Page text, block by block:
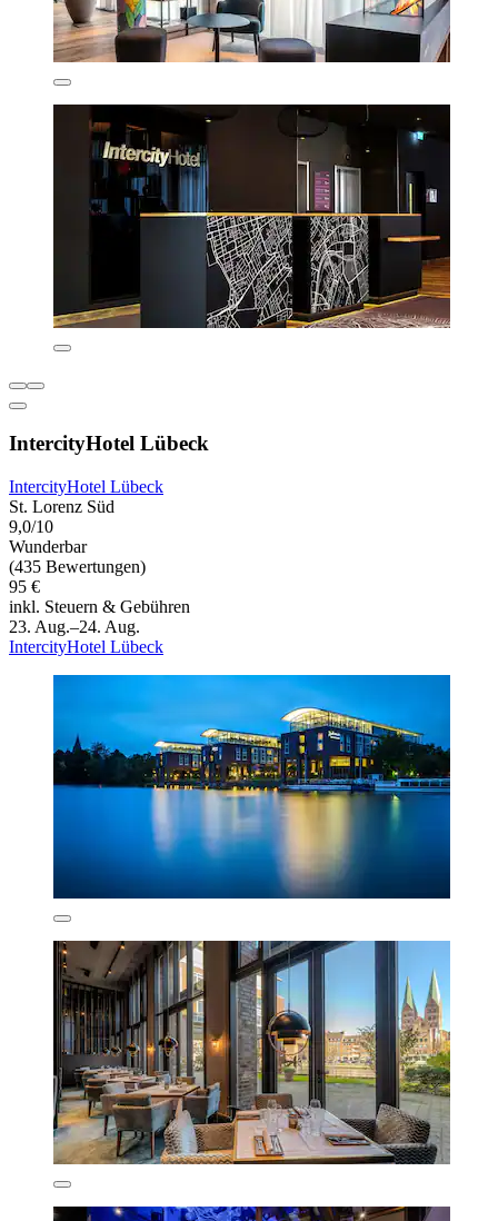
IntercityHotel Lübeck
IntercityHotel Lübeck
St. Lorenz Süd
9,0/10
Wunderbar
(435 Bewertungen)
95 €
inkl. Steuern & Gebühren
23. Aug.–24. Aug.
IntercityHotel Lübeck